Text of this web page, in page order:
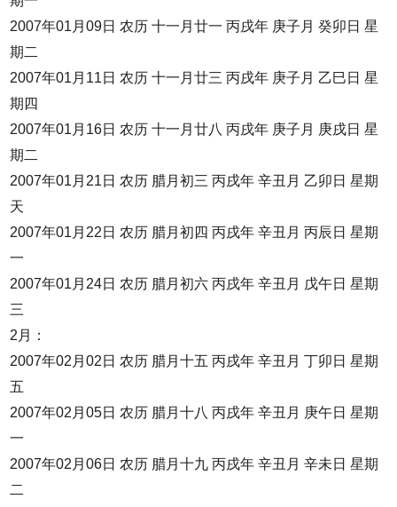
2007年01月09日 农历 十一月廿一 丙戌年 庚子月 癸卯日 星
期二
2007年01月11日 农历 十一月廿三 丙戌年 庚子月 乙巳日 星
期四
2007年01月16日 农历 十一月廿八 丙戌年 庚子月 庚戌日 星
期二
2007年01月21日 农历 腊月初三 丙戌年 辛丑月 乙卯日 星期
天
2007年01月22日 农历 腊月初四 丙戌年 辛丑月 丙辰日 星期
一
2007年01月24日 农历 腊月初六 丙戌年 辛丑月 戊午日 星期
三
2月：
2007年02月02日 农历 腊月十五 丙戌年 辛丑月 丁卯日 星期
五
2007年02月05日 农历 腊月十八 丙戌年 辛丑月 庚午日 星期
一
2007年02月06日 农历 腊月十九 丙戌年 辛丑月 辛未日 星期
二